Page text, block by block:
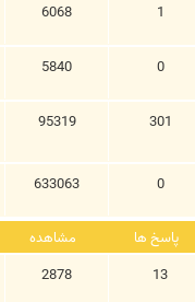
1
6068
0
5840
301
95319
0
633063
پاسخ ها مشاهده
13
2878